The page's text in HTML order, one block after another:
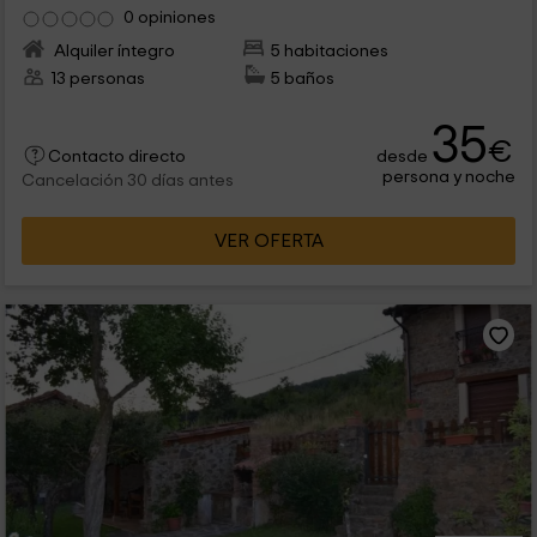
0 opiniones
Alquiler íntegro
5 habitaciones
13 personas
5 baños
Contacto directo
Cancelación 30 días antes
desde 35€
persona y noche
VER OFERTA